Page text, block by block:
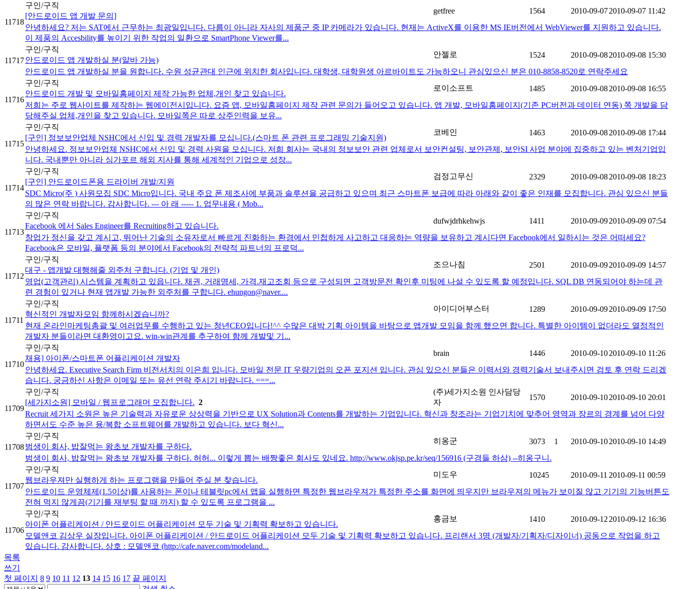
11718
구인/구직
[안드로이드 앱 개발 문의]
getfree 1564 2010-09-072010-09-07 11:42
안녕하세요? 저는 SAT에서 근무하는 최광일입니다. 다름이 아니라 자사의 제품군 중 IP 카메라가 있습니다. 현재는 ActiveX를 이용한 MS IE버전에서 WebViewer를 지원하고 있습니다.
이 제품의 Accesbility를 높이기 위한 작업의 일환으로 SmartPhone Viewer를...
11717
구인/구직
안드로이드 앱 개발하실 분(알바 가능)
안젤로 1524 2010-09-082010-09-08 15:30
안드로이드 앱 개발하실 분을 원합니다. 수원 성균관대 인근에 위치한 회사입니다. 대학생, 대학원생 아르바이트도 가능하오니 관심있으신 분은 010-8858-8520로 연락주세요
11716
구인/구직
안드로이드 개발 및 모바일홈페이지 제작 가능한 업체,개인 찾고 있습니다.
로이소프트 1485 2010-09-082010-09-08 16:55
저희는 주로 웹사이트를 제작하는 웹에이전시입니다. 요즘 앱, 모바일홈페이지 제작 관련 문의가 들어오고 있습니다. 앱 개발, 모바일홈페이지(기존 PC버전과 데이터 연동) 쪽 개발을 담
당해주실 업체,개인을 찾고 있습니다. 모바일쪽은 따로 상주인력을 보유...
11715
구인/구직
[구인] 정보보안업체 NSHC에서 신입 및 경력 개발자를 모십니다.(스마트 폰 관련 프로그래밍 기술지원)
코베인 1463 2010-09-082010-09-08 17:44
안녕하세요. 정보보안업체 NSHC에서 신입 및 경력 사원을 모십니다. 저희 회사는 국내의 정보보안 관련 업체로서 보안컨설팅, 보안관제, 보안SI 사업 분야에 집중하고 있는 벤처기업입
니다. 국내뿐만 아니라 싱가포르 해외 지사를 통해 세계적인 기업으로 성장...
11714
구인/구직
[구인] 안드로이드폰용 드라이버 개발/지원
검정고무신 2329 2010-09-082010-09-08 18:23
SDC Micro(주 ) 사원모집 SDC Micro입니다. 국내 주요 폰 제조사에 부품과 솔루션을 공급하고 있으며 최근 스마트폰 보급에 따라 아래와 같이 좋은 인재를 모집합니다. 관심 있으신 분들
의 많은 연락 바랍니다. 감사합니다. --- 아 래 ----- 1. 업무내용 ( Mob...
11713
구인/구직
Facebook 에서 Sales Engineer를 Recruiting하고 있습니다.
dufwjdrhkehwjs 1411 2010-09-092010-09-09 07:54
창업가 정신을 갖고 계시고, 뛰어난 기술의 소유자로서 빠르게 진화하는 환경에서 민첩하게 사고하고 대응하는 역량을 보유하고 계시다면 Facebook에서 일하시는 것은 어떠세요?
Facebook은 모바일, 플랫폼 등의 분야에서 Facebook의 전략적 파트너의 프로덕...
11712
구인/구직
대구 - 앱개발 대행해줄 외주처 구합니다. (기업 및 개인)
조으나침 2501 2010-09-092010-09-09 14:57
영업(고객관리) 시스템을 계획하고 있읍니다. 채권, 거래명세, 가격.재고조회 등으로 구성되면 고객방문전 확인후 미팅에 나설 수 있도록 할 예정입니다. SQL DB 연동되어야 하는데 관
련 경험이 있거나 현재 앱개발 가능한 외주처를 구합니다. ehungon@naver....
11711
구인/구직
혁신적인 개발자모임 함께하시겠습니까?
아이디어부스터 1289 2010-09-092010-09-09 17:50
현재 온라인마케팅총괄 및 여러업무를 수행하고 있는 청년CEO입니다!^^ 수많은 대박 기획 아이템을 바탕으로 앱개발 모임을 함께 했으면 합니다. 특별한 아이템이 없더라도 열정적인
개발자 분들이라면 대환영이고요. win-win관계를 추구하여 함께 개발및 기...
11710
구인/구직
채용] 아이폰/스마트폰 어플리케이션 개발자
brain 1446 2010-09-102010-09-10 11:26
안녕하세요. Executive Search Firm 비전서치의 이은희 입니다. 모바일 전문 IT 우량기업의 오픈 포지션 입니다. 관심 있으신 분들은 이력서와 경력기술서 보내주시면 검토 후 연락 드리겠
습니다. 궁금하신 사항은 이메일 또는 유선 연락 주시기 바랍니다. ===...
11709
구인/구직
[세가지소원] 모바일 / 웹프로그래머 모집합니다. 2
(주)세가지소원 인사담당
자
1570 2010-09-102010-09-10 20:01
Recruit 세가지 소원은 높은 기술력과 자유로운 상상력을 기반으로 UX Solution과 Contents를 개발하는 기업입니다. 혁신과 창조라는 기업기치에 맞추어 영역과 장르의 경계를 넘어 다양
하면서도 수준 높은 융/복합 소프트웨어를 개발하고 있습니다. 보다 혁신...
11708
구인/구직
범생이 회사, 밥잘먹는 왕초보 개발자를 구하다.
히옹군 3073 1 2010-09-102010-09-10 14:49
범생이 회사, 밥잘먹는 왕초보 개발자를 구하다. 허허... 이렇게 뽑는 배짱좋은 회사도 있네요. http://www.okjsp.pe.kr/seq/156916 (구경들 하삼) --히옹구니.
11707
구인/구직
웹브라우져만 실행하게 하는 프로그램을 만들어 주실 분 찾습니다.
미도우 10245 2010-09-11 2010-09-11 00:59
안드로이드 운영체제(1.5이상)를 사용하는 폰이나 테블릿pc에서 앱을 실행하면 특정한 웹브라우져가 특정한 주소를 화면에 띄우지만 브라우져의 메뉴가 보이질 않고 기기의 기능버튼도
전혀 먹지 않게끔(기기를 재부팅 할 때 까지) 할 수 있도록 프로그램을 ...
11706
구인/구직
아이폰 어플리케이션 / 안드로이드 어플리케이션 모두 기술 및 기획력 확보하고 있습니다.
홍금보 1410 2010-09-12 2010-09-12 16:36
모델앤코 김상우 실장입니다. 아이폰 어플리케이션 / 안드로이드 어플리케이션 모두 기술 및 기획력 확보하고 있습니다. 프리랜서 3명 (개발자/기획자/디자이너) 공동으로 작업을 하고
있습니다. 감사합니다. 상호 : 모델앤코 (http://cafe.naver.com/modeland...
목록
쓰기
첫 페이지 8 9 10 11 12 13 14 15 16 17 끝 페이지